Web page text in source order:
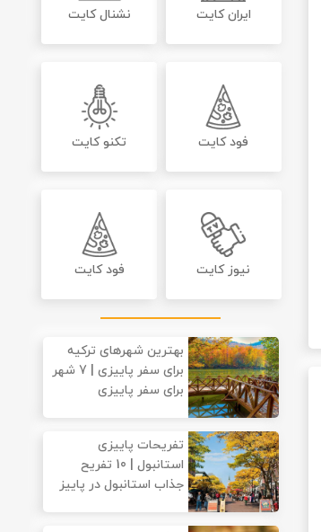
ایران کایت نشنال کایت
فود کایت تکنو کایت
نیوز کایت فود کایت
بهترین شهرهای ترکیه
برای سفر پاییزی | 7 شهر
برای سفر پاییزی
تفریحات پاییزی
استانبول | 10 تفریح
جذاب استانبول در پاییز